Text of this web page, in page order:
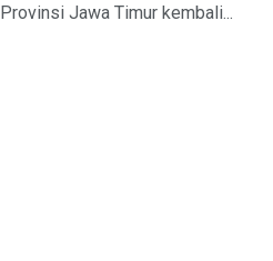
Jawa Timur kembali...